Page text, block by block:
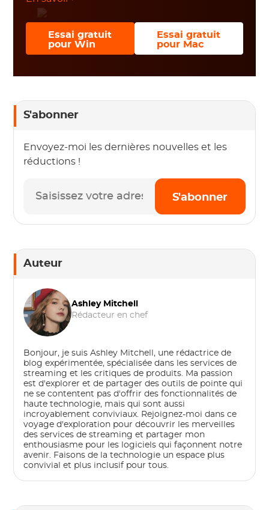
Essai gratuit
pour Win
Essai gratuit
pour Mac
S'abonner
Envoyez-moi les dernières nouvelles et les
réductions !
S'abonner
Auteur
Ashley Mitchell
Rédacteur en chef
Bonjour, je suis Ashley Mitchell, une rédactrice de
blog expérimentée, spécialisée dans les services de
streaming et les critiques de produits. Ma passion
est d'explorer et de partager des outils de pointe qui
ne se contentent pas d'offrir des fonctionnalités de
haute technologie, mais qui sont aussi
incroyablement conviviaux. Rejoignez-moi dans ce
voyage d'exploration pour découvrir les merveilles
des services de streaming et partager mon
enthousiasme pour les logiciels qui façonnent notre
avenir. Faisons de la technologie un espace plus
convivial et plus inclusif pour tous.